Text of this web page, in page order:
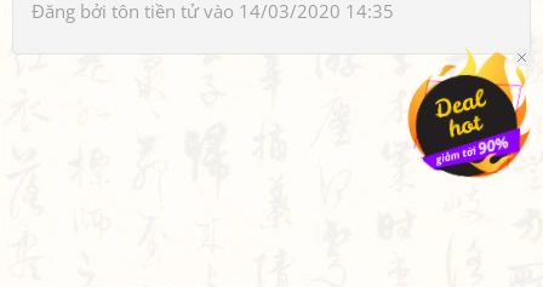
Đăng bởi tôn tiền tửvào 14/03/2020 14:35